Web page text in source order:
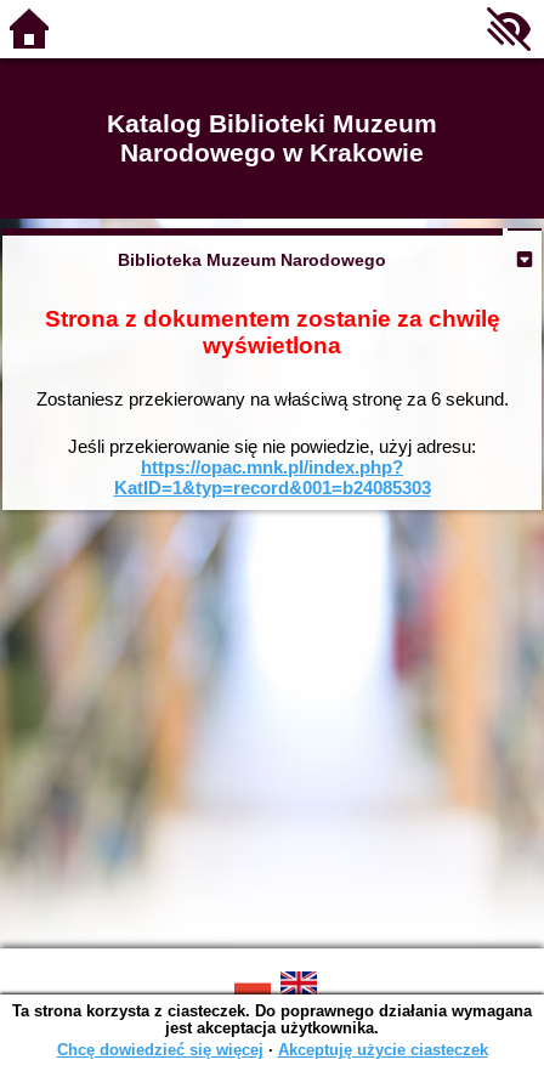
Katalog Biblioteki Muzeum
Narodowego w Krakowie
Biblioteka Muzeum Narodowego
Strona z dokumentem zostanie za chwilę
wyświetlona
Zostaniesz przekierowany na właściwą stronę za 6sekund.
Jeśli przekierowanie się nie powiedzie, użyj adresu:
https://opac.mnk.pl/index.php?
KatID=1&typ=record&001=b24085303
SOWA OPAC v. 6.11.10 (2026-07-24)
Wygenerowano w 0,0014 s.
Ta strona korzysta z ciasteczek. Do poprawnego działania wymagana
jest akceptacja użytkownika.
Chcę dowiedzieć się więcej ∙ Akceptuję użycie ciasteczek